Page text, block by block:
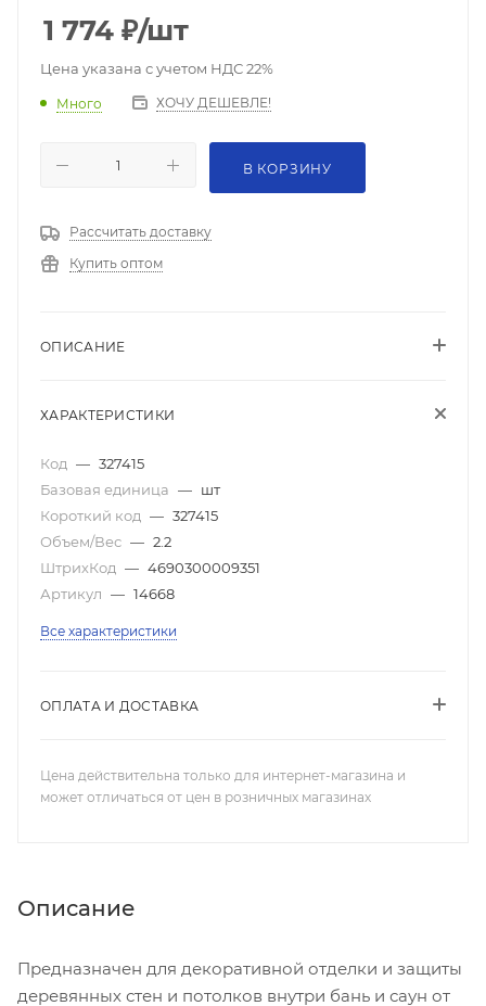
1 774 ₽/шт
Цена указана с учетом НДС 22%
Много ХОЧУ ДЕШЕВЛЕ!
В КОРЗИНУ
Рассчитать доставку
Купить оптом
ОПИСАНИЕ
ХАРАКТЕРИСТИКИ
Код — 327415
Базовая единица — шт
Короткий код — 327415
Объем/Вес — 2.2
ШтрихКод — 4690300009351
Артикул — 14668
Все характеристики
ОПЛАТА И ДОСТАВКА
Цена действительна только для интернет-магазина и
может отличаться от цен в розничных магазинах
Описание
Предназначен для декоративной отделки и защиты
деревянных стен и потолков внутри бань и саун от